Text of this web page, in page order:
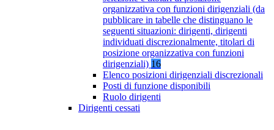
organizzativa con funzioni dirigenziali (da
pubblicare in tabelle che distinguano le
seguenti situazioni: dirigenti, dirigenti
individuati discrezionalmente, titolari di
posizione organizzativa con funzioni
dirigenziali) 16
Elenco posizioni dirigenziali discrezionali
Posti di funzione disponibili
Ruolo dirigenti
Dirigenti cessati